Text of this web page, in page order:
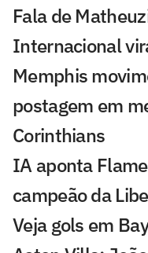
Fala de
Internacional
Memphis
postagem em
Corinthians
IA aponta
campeão da
Veja gols em